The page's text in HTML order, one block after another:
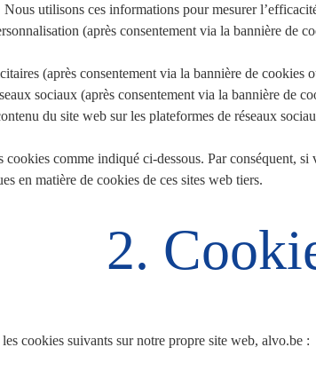
utilisons ces informations pour mesurer
(après consentement via la bannière de
(après consentement via la bannière de cookies
sociaux (après consentement via la bannière de
du site web sur les plateformes de réseaux
comme indiqué ci-dessous. Par conséquent,
en matière de cookies de ces sites web tiers.
2.
cookies suivants sur notre propre site web, alvo.be :